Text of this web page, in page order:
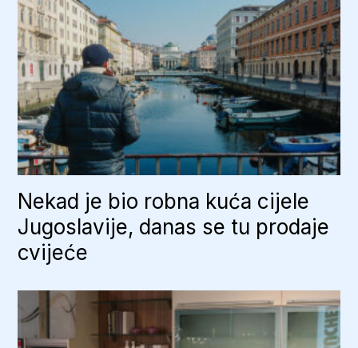
Nekad je bio robna kuća cijele
Jugoslavije, danas se tu prodaje
cvijeće